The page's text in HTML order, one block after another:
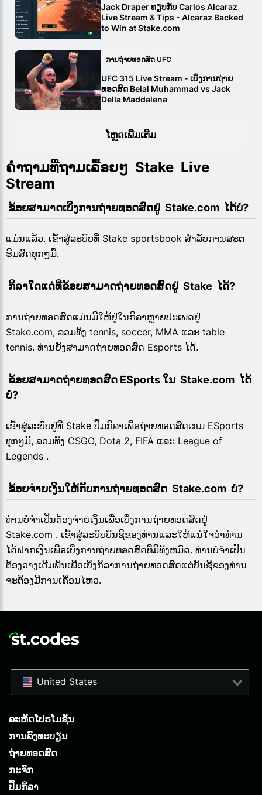
Jack Draper ທຽບກັບ Carlos Alcaraz
Live Stream & Tips - Alcaraz Backed
to Win at Stake.com
ການຖ່າຍທອດສົດ UFC
UFC 315 Live Stream - ເບິ່ງການຖ່າຍ
ທອດສົດ Belal Muhammad vs Jack
Della Maddalena
ໂຫຼດເພີ່ມເຕີມ
ຄຳຖາມທີ່ຖາມເລື້ອຍໆ  Stake  Live
Stream
ຂ້ອຍສາມາດເບິ່ງການຖ່າຍທອດສົດຢູ່  Stake.com  ໄດ້ບໍ?
ແມ່ນແລ້ວ. ເຂົ້າ​ສູ່​ລະ​ບົບ​ທີ່ Stake sportsbook ສໍາ​ລັບ​ການ​ສະ​ຕ​
ຣີມ​ສົດ​ທຸກໆ​ມື້​.
ກິລາໃດແດ່ທີ່ຂ້ອຍສາມາດຖ່າຍທອດສົດຢູ່  Stake  ໄດ້?
ການຖ່າຍທອດສົດແມ່ນມີໃຫ້ຢູ່ໃນກິລາຫຼາຍປະເພດຢູ່
Stake.com, ລວມທັງ tennis, soccer, MMA ແລະ table
tennis. ທ່ານຍັງສາມາດຖ່າຍທອດສົດ Esports ໄດ້.
ບໍ?
ເຂົ້າສູ່ລະບົບຢູ່ທີ່ Stake ປຶ້ມກິລາເພື່ອຖ່າຍທອດສົດເກມ ESports
ທຸກໆມື້, ລວມທັງ CSGO, Dota 2, FIFA ແລະ League of
Legends .
ຂ້ອຍຈ່າຍເງິນໃຫ້ກັບການຖ່າຍທອດສົດ  Stake.com  ບໍ?
ທ່ານບໍ່ຈຳເປັນຕ້ອງຈ່າຍເງິນເພື່ອເບິ່ງການຖ່າຍທອດສົດຢູ່
Stake.com . ເຂົ້າສູ່ລະບົບບັນຊີຂອງທ່ານແລະໃຫ້ແນ່ໃຈວ່າທ່ານ
ໄດ້ຝາກເງິນເພື່ອເບິ່ງການຖ່າຍທອດສົດທີ່ມີທັງຫມົດ. ທ່ານບໍ່ຈໍາເປັນ
ຕ້ອງວາງເດີມພັນເພື່ອເບິ່ງກິລາການຖ່າຍທອດສົດແຕ່ບັນຊີຂອງທ່ານ
ຈະຕ້ອງມີການເຄື່ອນໄຫວ.
ລະຫັດໂປຣໂມຊັນ
ການລົງທະບຽນ
ຖ່າຍທອດສົດ
ກະຈົກ
ປຶ້ມກິລາ
United States